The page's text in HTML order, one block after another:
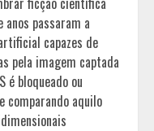
passaram a
capazes de
pela imagem captada
é bloqueado ou
comparando aquilo